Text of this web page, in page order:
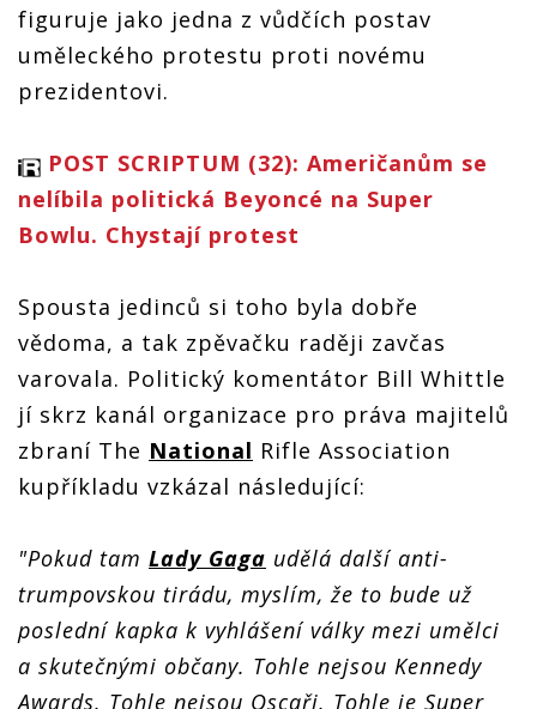
figuruje jako jedna z vůdčích postav
uměleckého protestu proti novému
prezidentovi.
POST SCRIPTUM (32): Američanům se
nelíbila politická Beyoncé na Super
Bowlu. Chystají protest
Spousta jedinců si toho byla dobře
vědoma, a tak zpěvačku raději zavčas
varovala. Politický komentátor Bill Whittle
jí skrz kanál organizace pro práva majitelů
zbraní The National Rifle Association
kupříkladu vzkázal následující:
"Pokud tam Lady Gaga udělá další anti-
trumpovskou tirádu, myslím, že to bude už
poslední kapka k vyhlášení války mezi umělci
a skutečnými občany. Tohle nejsou Kennedy
Awards. Tohle nejsou Oscaři. Tohle je Super